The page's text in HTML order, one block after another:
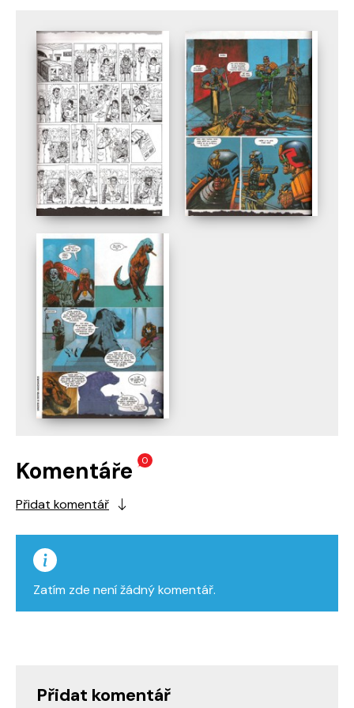
Komentáře 0
Přidat komentář
Zatím zde není žádný komentář.
Přidat komentář